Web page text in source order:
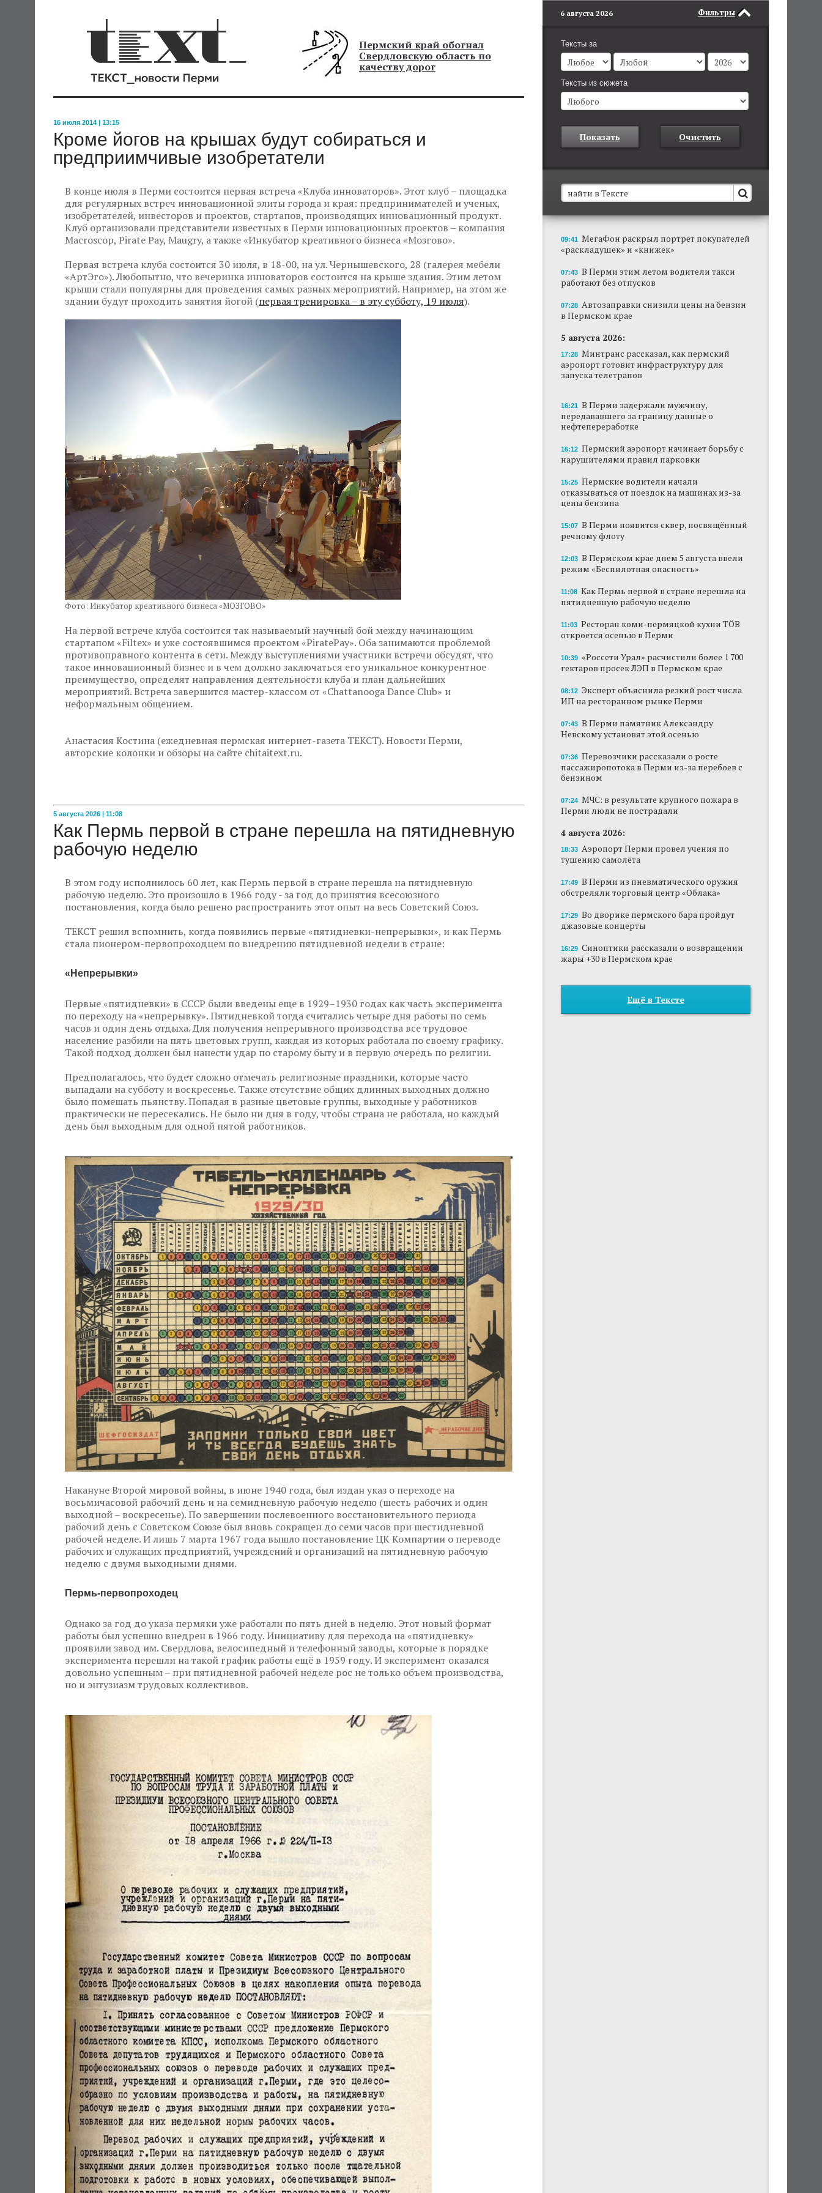
Пермский край обогнал
Свердловскую область по
качеству дорог
16 июля 2014 | 13:15
Кроме йогов на крышах будут собираться и
предприимчивые изобретатели
В конце июля в Перми состоится первая встреча «Клуба инноваторов». Этот клуб – площадка
для регулярных встреч инновационной элиты города и края: предпринимателей и ученых,
изобретателей, инвесторов и проектов, стартапов, производящих инновационный продукт.
Клуб организовали представители известных в Перми инновационных проектов – компания
Macroscop, Pirate Pay, Maugry, а также «Инкубатор креативного бизнеса «Мозгово».
Первая встреча клуба состоится 30 июля, в 18-00, на ул. Чернышевского, 28 (галерея мебели
«АртЭго»). Любопытно, что вечеринка инноваторов состоится на крыше здания. Этим летом
крыши стали популярны для проведения самых разных мероприятий. Например, на этом же
здании будут проходить занятия йогой (первая тренировка – в эту субботу, 19 июля).
Фото: Инкубатор креативного бизнеса «МОЗГОВО»
На первой встрече клуба состоится так называемый научный бой между начинающим
стартапом «Filtex» и уже состоявшимся проектом «PiratePay». Оба занимаются проблемой
противоправного контента в сети. Между выступлениями участники встречи обсудят, что
такое инновационный бизнес и в чем должно заключаться его уникальное конкурентное
преимущество, определят направления деятельности клуба и план дальнейших
мероприятий. Встреча завершится мастер-классом от «Chattanooga Dance Club» и
неформальным общением.
Анастасия Костина (ежедневная пермская интернет-газета ТЕКСТ). Новости Перми,
авторские колонки и обзоры на сайте chitaitext.ru.
5 августа 2026 | 11:08
Как Пермь первой в стране перешла на пятидневную
рабочую неделю
В этом году исполнилось 60 лет, как Пермь первой в стране перешла на пятидневную
рабочую неделю. Это произошло в 1966 году - за год до принятия всесоюзного
постановления, когда было решено распространить этот опыт на весь Советский Союз.
ТЕКСТ решил вспомнить, когда появились первые «пятидневки-непрерывки», и как Пермь
стала пионером-первопроходцем по внедрению пятидневной недели в стране:
«Непрерывки»
Первые «пятидневки» в СССР были введены еще в 1929–1930 годах как часть эксперимента
по переходу на «непрерывку». Пятидневкой тогда считались четыре дня работы по семь
часов и один день отдыха. Для получения непрерывного производства все трудовое
население разбили на пять цветовых групп, каждая из которых работала по своему графику.
Такой подход должен был нанести удар по старому быту и в первую очередь по религии.
Предполагалось, что будет сложно отмечать религиозные праздники, которые часто
выпадали на субботу и воскресенье. Также отсутствие общих длинных выходных должно
было помешать пьянству. Попадая в разные цветовые группы, выходные у работников
практически не пересекались. Не было ни дня в году, чтобы страна не работала, но каждый
день был выходным для одной пятой работников.
Накануне Второй мировой войны, в июне 1940 года, был издан указ о переходе на
восьмичасовой рабочий день и на семидневную рабочую неделю (шесть рабочих и один
выходной – воскресенье). По завершении послевоенного восстановительного периода
рабочий день с Советском Союзе был вновь сокращен до семи часов при шестидневной
рабочей неделе. И лишь 7 марта 1967 года вышло постановление ЦК Компартии о переводе
рабочих и служащих предприятий, учреждений и организаций на пятидневную рабочую
неделю с двумя выходными днями.
Пермь-первопроходец
Однако за год до указа пермяки уже работали по пять дней в неделю. Этот новый формат
работы был успешно внедрен в 1966 году. Инициативу для перехода на «пятидневку»
проявили завод им. Свердлова, велосипедный и телефонный заводы, которые в порядке
эксперимента перешли на такой график работы ещё в 1959 году. И эксперимент оказался
довольно успешным – при пятидневной рабочей неделе рос не только объем производства,
но и энтузиазм трудовых коллективов.
Фильтры
6 августа 2026
Тексты за
Тексты из сюжета
Показать Очистить
В Пермском крае установят новые станции
обнаружения беспилотников
Они используются для обнаружения и
отслеживания БПЛА в воздухе.
В Перми этим летом водители такси
работают без отпусков
Пермском крае
В Перми задержали мужчину,
передававшего за границу данные о
нефтепереработке
Пермские водители начали отказываться от
поездок на машинах из-за цены бензина
откроется осенью в Перми
АНАЛИЗ СИТУАЦИИ
Эксперт объяснила резкий рост числа ИП на
ресторанном рынке Перми
В Перми памятник Александру Невскому
установят этой осенью
09:41 МегаФон раскрыл портрет покупателей
«раскладушек» и «книжек»
07:43 В Перми этим летом водители такси
работают без отпусков
07:28 Автозаправки снизили цены на бензин
в Пермском крае
5 августа 2026:
17:28 Минтранс рассказал, как пермский
аэропорт готовит инфраструктуру для
запуска телетрапов
16:21 В Перми задержали мужчину,
передававшего за границу данные о
нефтепереработке
16:12 Пермский аэропорт начинает борьбу с
нарушителями правил парковки
15:25 Пермские водители начали
отказываться от поездок на машинах из-за
цены бензина
15:07 В Перми появится сквер, посвящённый
речному флоту
12:03 В Пермском крае днем 5 августа ввели
режим «Беспилотная опасность»
11:08 Как Пермь первой в стране перешла на
пятидневную рабочую неделю
11:03 Ресторан коми-пермяцкой кухни TÖB
откроется осенью в Перми
10:39 «Россети Урал» расчистили более 1 700
гектаров просек ЛЭП в Пермском крае
08:12 Эксперт объяснила резкий рост числа
ИП на ресторанном рынке Перми
07:43 В Перми памятник Александру
Невскому установят этой осенью
07:36 Перевозчики рассказали о росте
пассажиропотока в Перми из-за перебоев с
бензином
07:24 МЧС: в результате крупного пожара в
Перми люди не пострадали
4 августа 2026:
18:33 Аэропорт Перми провел учения по
тушению самолёта
17:49 В Перми из пневматического оружия
обстреляли торговый центр «Облака»
17:29 Во дворике пермского бара пройдут
джазовые концерты
16:29 Синоптики рассказали о возвращении
жары +30 в Пермском крае
Ещё в Тексте